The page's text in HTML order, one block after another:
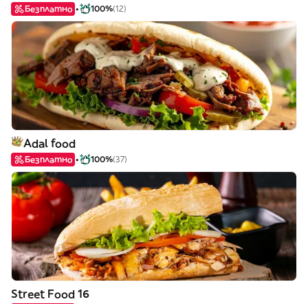
Безплатно 100%(12)
Adal food
Безплатно 100%(37)
Street Food 16